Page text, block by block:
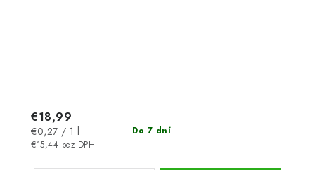
Do 7 dní
€15,44 bez DPH
€18,99
Jednotková
cena:
€0,27 / 1 l